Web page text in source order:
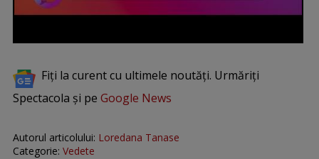
Fiți la curent cu ultimele noutăți. Urmăriți
Spectacola și pe Google News
Autorul articolului: Loredana Tanase
Categorie: Vedete